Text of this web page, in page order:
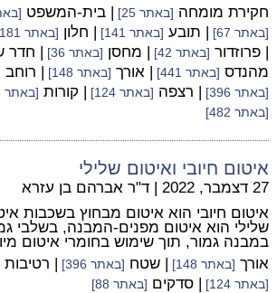
חקירת מומחה [באתר 25] | בית-המשפט [באתר
[באתר 67] | תובע [באתר 141] | חלון [באתר 181]
| פרוזדור [באתר 42] | מחסן [באתר 36] | חדר
מהנדס [באתר 441] | אורך [באתר 148] | רוחב
[באתר 396] | רצפה [באתר 124] | קורות [באתר 316]
[באתר 482]
איטום חיובי ואיטום שלילי
27 דצמבר, 2022 | ד"ר אברהם בן עזרא
איטום חיובי הוא איטום מבחוץ בשכבות
שלילי הוא איטום מפנים-המבנה, בשלבי
במבנה גמור, תוך שימוש בחומרי איטום
אורך [באתר 148] | שטח [באתר 396] | רטיבות
[באתר 124] | סדקים [באתר 88]